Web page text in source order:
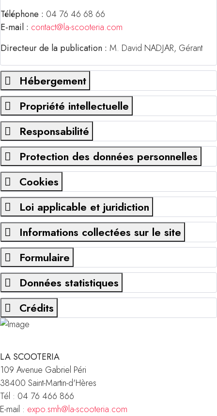
Téléphone : 04 76 46 68 66
E-mail : contact@la-scooteria.com
Directeur de la publication : M. David NADJAR, Gérant
Hébergement
Propriété intellectuelle
Responsabilité
Protection des données personnelles
Cookies
Loi applicable et juridiction
Informations collectées sur le site
Formulaire
Données statistiques
Crédits
LA SCOOTERIA
109 Avenue Gabriel Péri
38400 Saint-Martin-d'Hères
Tél : 04 76 466 866
E-mail : expo.smh@la-scooteria.com